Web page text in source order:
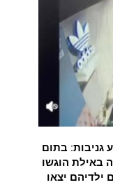
נפטר
בתום
באילת הוגשו
ילדיהם יצאו